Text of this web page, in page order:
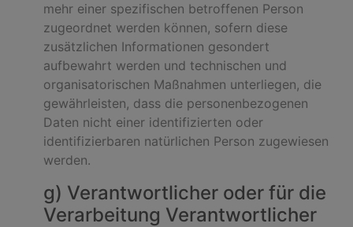
mehr einer spezifischen betroffenen Person
zugeordnet werden können, sofern diese
zusätzlichen Informationen gesondert
aufbewahrt werden und technischen und
organisatorischen Maßnahmen unterliegen, die
gewährleisten, dass die personenbezogenen
Daten nicht einer identifizierten oder
identifizierbaren natürlichen Person zugewiesen
werden.
g) Verantwortlicher oder für die
Verarbeitung Verantwortlicher